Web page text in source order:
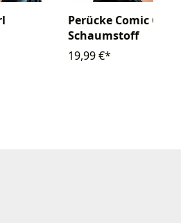
Perücke Comic Girl
Schaumstoff
19,99 €*